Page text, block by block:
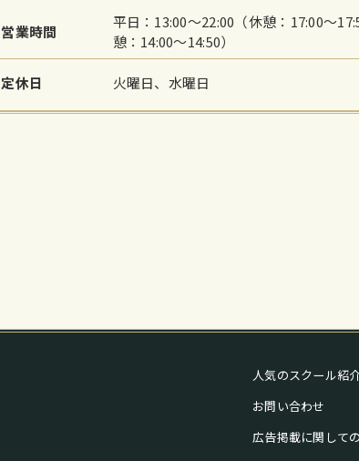
営業時間
平日：13:00～22:00（休憩：17:00～
憩：14:00～14:50）
定休日 火曜日、水曜日
人気のスクール紹
お問い合わせ
広告掲載に関して